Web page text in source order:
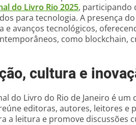
do Livro Rio 2025, participando
para tecnologia. A presença
avanços tecnológicos,
como blockchain,
cultura e
do Livro do Rio de Janeiro é
editoras, autores, leitores e
a leitura e promove discussões